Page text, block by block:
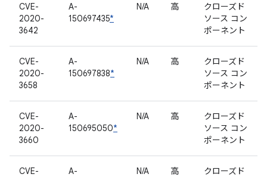
CVE-
2020-
3642
A-
150697435*
N/A 高
クローズド
ソース コン
ポーネント
CVE-
2020-
3658
A-
150697838*
N/A 高
クローズド
ソース コン
ポーネント
CVE-
2020-
3660
A-
150695050*
N/A 高
クローズド
ソース コン
ポーネント
CVE-
A-
N/A 高
クローズド